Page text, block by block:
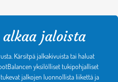
jaloista
Kärsitpä jalkakivuista tai haluat
yksilölliset tukipohjalliset
jalkojen luonnollista liikettä ja